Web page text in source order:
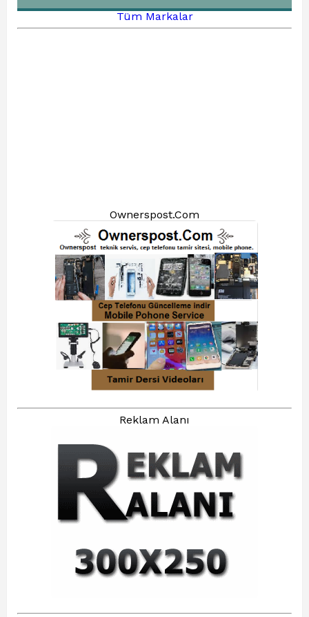
Tüm Markalar
Ownerspost.Com
Reklam Alanı